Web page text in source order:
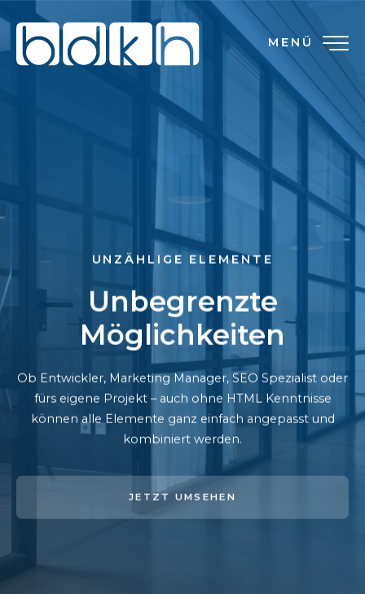
MENÜ
UNZÄHLIGE ELEMENTE
Unbegrenzte
Möglichkeiten
Ob Entwickler, Marketing Manager, SEO Spezialist oder
fürs eigene Projekt – auch ohne HTML Kenntnisse
können alle Elemente ganz einfach angepasst und
kombiniert werden.
JETZT UMSEHEN